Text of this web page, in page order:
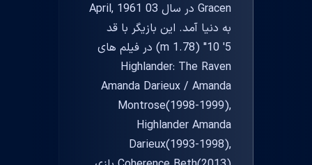
Gracen در سال 03 April, 1961
به دنیا آمد. این بازیگر با قد
5' 10" (1.78 m) در فیلم های
Highlander: The Raven
Amanda Darieux / Amanda
Montrose(1998-1999),
Highlander Amanda
Darieux(1993-1998),